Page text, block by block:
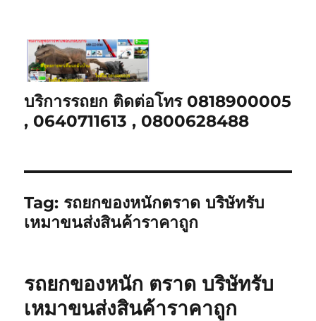
บริการรถยก ติดต่อโทร 0818900005
, 0640711613 , 0800628488
Tag: รถยกของหนักตราด บริษัทรับ
เหมาขนส่งสินค้าราคาถูก
รถยกของหนัก ตราด บริษัทรับ
เหมาขนส่งสินค้าราคาถูก